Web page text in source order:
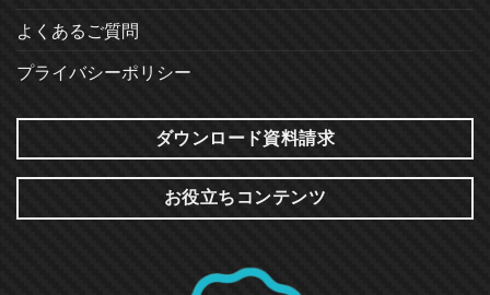
よくあるご質問
プライバシーポリシー
ダウンロード資料請求
お役立ちコンテンツ